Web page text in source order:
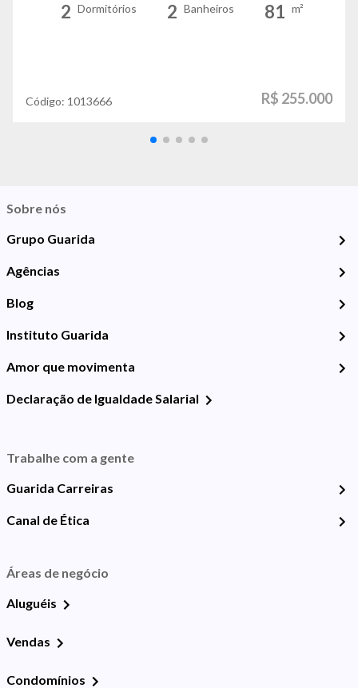
2 Dormitórios 2 Banheiros 81 m²
Código: 1013666 R$ 255.000
Sobre nós
Grupo Guarida
Agências
Blog
Instituto Guarida
Amor que movimenta
Declaração de Igualdade Salarial
Trabalhe com a gente
Guarida Carreiras
Canal de Ética
Áreas de negócio
Aluguéis
Vendas
Condomínios